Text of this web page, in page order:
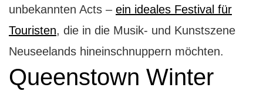
unbekannten Acts – ein ideales Festival für
Touristen, die in die Musik- und Kunstszene
Neuseelands hineinschnuppern möchten.
Queenstown Winter